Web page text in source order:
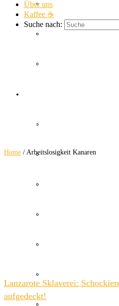
La Palma News
SUC
Über uns
Kaffee ☕
Suche nach:
Kanaren
Home / Arbeitslosigkeit Kanaren
Lanzarote Sklaverei:
aufgedeckt!